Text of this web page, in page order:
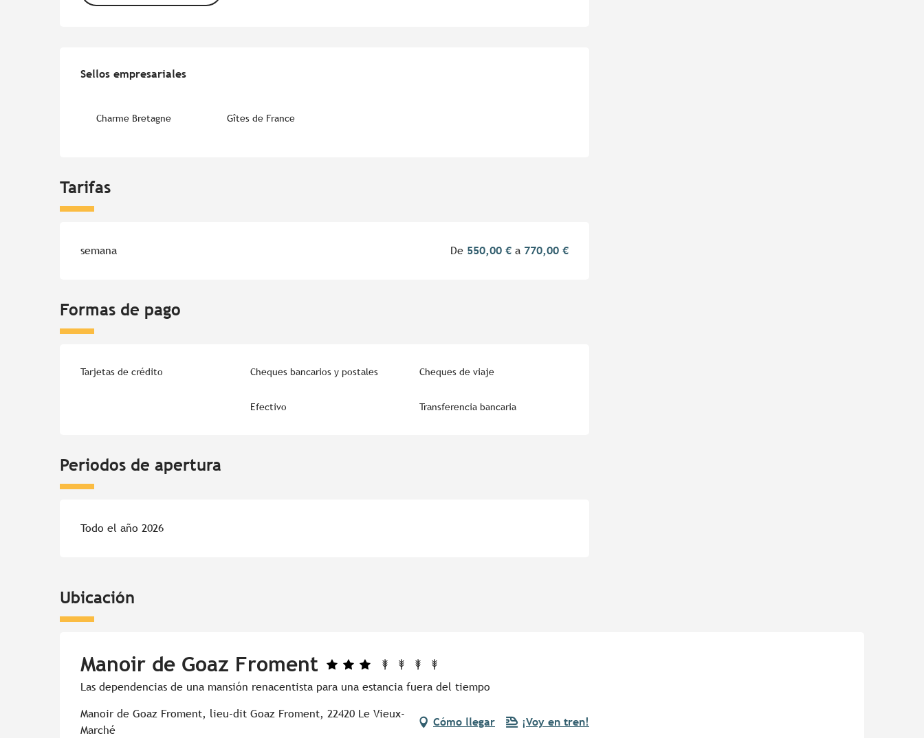
Sellos empresariales
Sellos empresariales
Charme Bretagne Gîtes de France
Tarifas
Tarifas 2026
semana De 550,00 € a 770,00 €
Formas de pago
Tarjetas de crédito Cheques bancarios y postales Cheques de viaje
Efectivo Transferencia bancaria
Periodos de apertura
Todo el año 2026
Ubicación
Manoir de Goaz Froment
Las dependencias de una mansión renacentista para una estancia fuera del tiempo
Manoir de Goaz Froment, lieu-dit Goaz Froment, 22420 Le Vieux-
Marché
Cómo llegar ¡Voy en tren!